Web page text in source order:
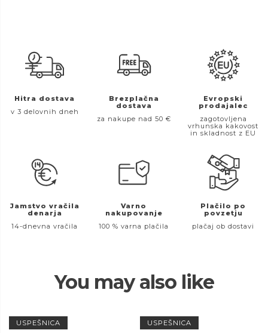
Hitra dostava
v 3 delovnih dneh
Brezplačna
dostava
za nakupe nad 50 €
Evropski
prodajalec
zagotovljena
vrhunska kakovost
in skladnost z EU
Jamstvo vračila
denarja
14-dnevna vračila
Varno
nakupovanje
100 % varna plačila
Plačilo po
povzetju
plačaj ob dostavi
You may also like
USPEŠNICA USPEŠNICA